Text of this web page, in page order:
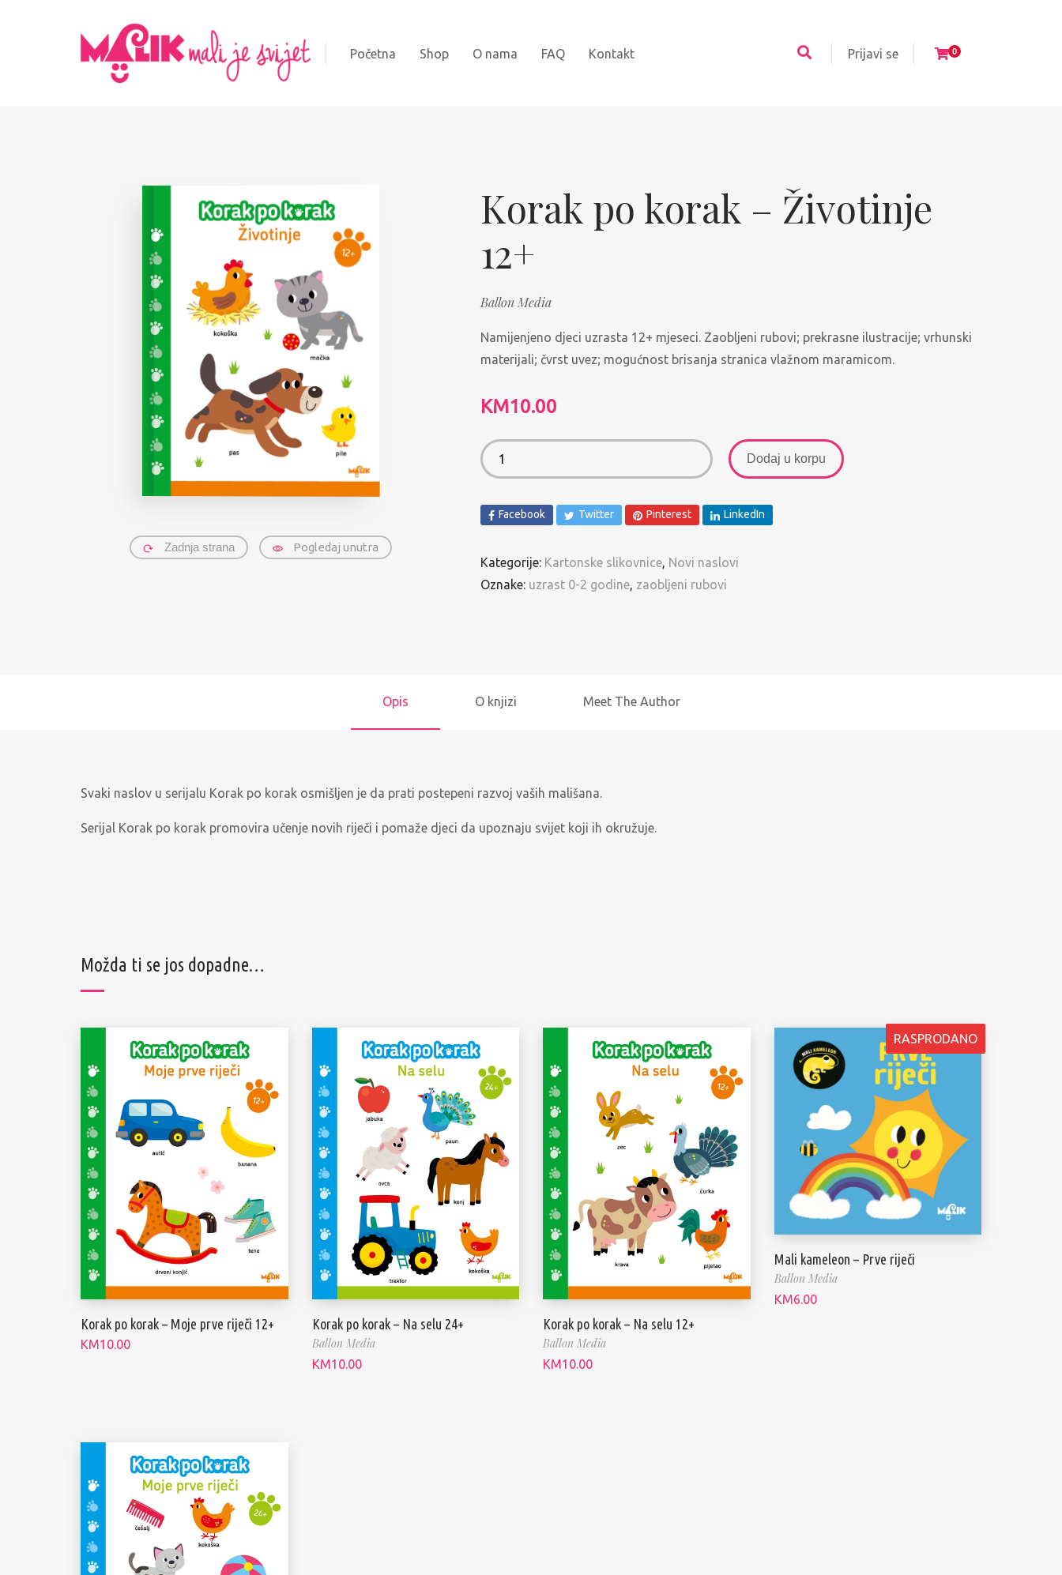
Početna Shop
Kartonske slikovnice
Najprodavanije
Slikovnice sa naljepnicama
Spomenari i Vježbanke
Pregled po autorima
O nama FAQ Kontakt Prijavi se 0
Zadnja strana Pogledaj unutra
Korak po korak – Životinje
12+
Ballon Media
Namijenjeno djeci uzrasta 12+ mjeseci. Zaobljeni rubovi; prekrasne ilustracije; vrhunski
materijali; čvrst uvez; mogućnost brisanja stranica vlažnom maramicom.
KM10.00
Dodaj u korpu
Facebook Twitter Pinterest LinkedIn
Kategorije: Kartonske slikovnice Novi naslovi
Oznake: uzrast 0-2 godine zaobljeni rubovi
Opis O knjizi Meet The Author
Svaki naslov u serijalu Korak po korak osmišljen je da prati postepeni razvoj vaših mališana.
Serijal Korak po korak promovira učenje novih riječi i pomaže djeci da upoznaju svijet koji ih okružuje.
Možda ti se jos dopadne…
Korak po korak – Moje prve riječi 12+
KM10.00
Korak po korak – Na selu 24+
Ballon Media
KM10.00
Korak po korak – Na selu 12+
Ballon Media
KM10.00
RASPRODANO
Mali kameleon – Prve riječi
Ballon Media
KM6.00